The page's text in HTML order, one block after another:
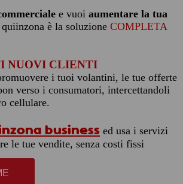
e vuoi aumentare la tua
è la soluzione COMPLETA
NUOVI CLIENTI
i tuoi volantini, le tue offerte
verso i consumatori, intercettandoli
cellulare.
business ed usa i servizi
le tue vendite, senza costi fissi